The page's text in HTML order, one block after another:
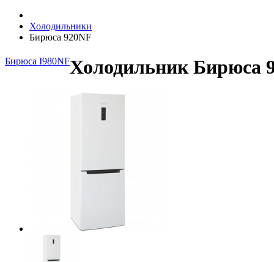
Холодильники
Бирюса 920NF
Бирюса I980NFХолодильник Бирюса